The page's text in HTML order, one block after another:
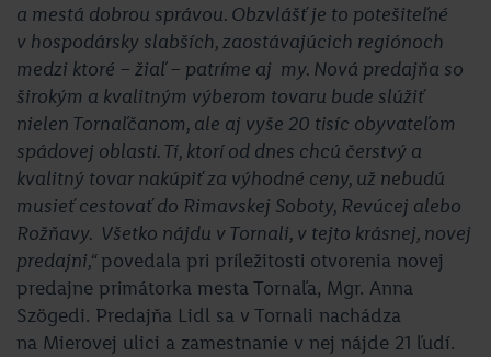
a mestá dobrou správou. Obzvlášť je to potešiteľné
v hospodársky slabších, zaostávajúcich regiónoch
medzi ktoré – žiaľ – patríme aj my. Nová predajňa so
širokým a kvalitným výberom tovaru bude slúžiť
nielen Tornaľčanom, ale aj vyše 20 tisíc obyvateľom
spádovej oblasti. Tí, ktorí od dnes chcú čerstvý a
kvalitný tovar nakúpiť za výhodné ceny, už nebudú
musieť cestovať do Rimavskej Soboty, Revúcej alebo
Rožňavy. Všetko nájdu v Tornali, v tejto krásnej, novej
predajni,“povedala pri príležitosti otvorenia novej
predajne primátorka mesta Tornaľa, Mgr. Anna
Szögedi. Predajňa Lidl sa v Tornali nachádza
na Mierovej ulici a zamestnanie v nej nájde 21 ľudí.